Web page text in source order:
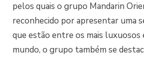
pelos quais o grupo Mandarin
reconhecido por apresentar uma
que estão entre os mais luxuosos
mundo, o grupo também se